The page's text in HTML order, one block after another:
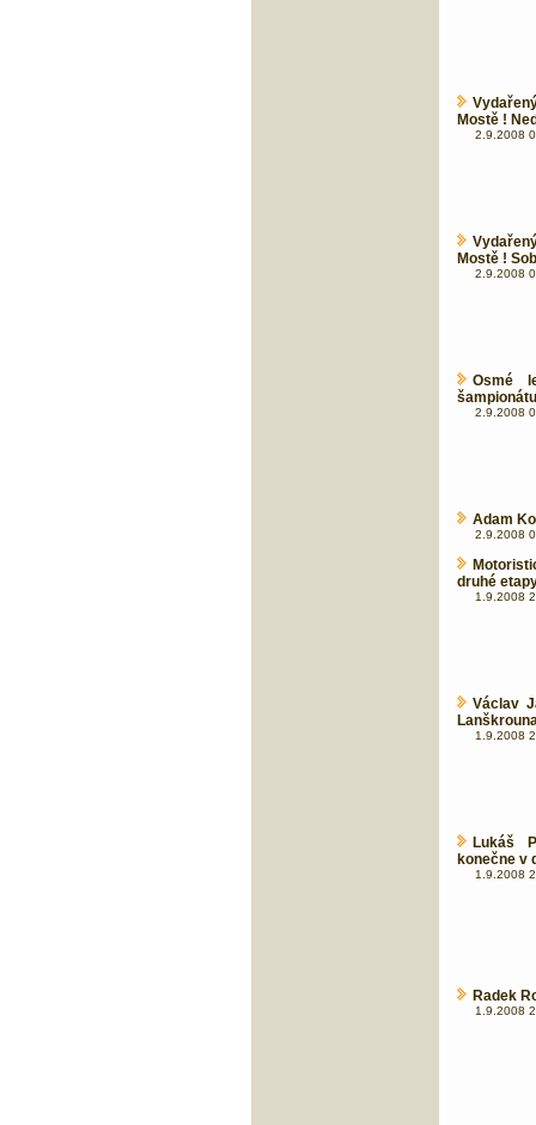
Mostě !
2.9.2008
Mostě !
2.9.2008
Osmé
2.9.2008
Adam
2.9.2008
druhé
1.9.2008
Václav
1.9.2008
Lukáš
konečne v
1.9.2008
Radek
1.9.2008